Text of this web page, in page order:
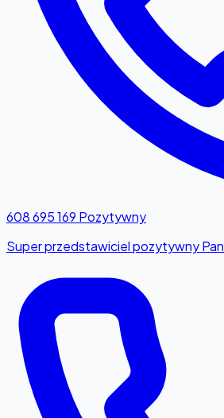
608 695 169 Pozytywny
Super przedstawiciel pozytywny Pan